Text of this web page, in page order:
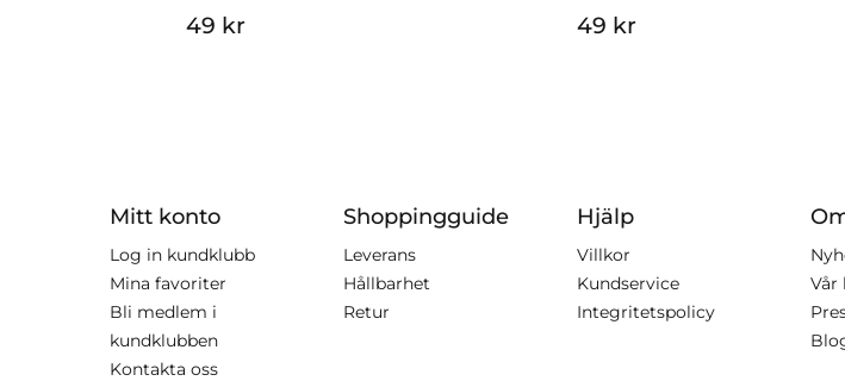
49 kr 49 kr
Mitt konto
Log in kundklubb
Mina favoriter
Bli medlem i
kundklubben
Kontakta oss
Shoppingguide
Leverans
Hållbarhet
Retur
Hjälp
Villkor
Kundservice
Integritetspolicy
Vår